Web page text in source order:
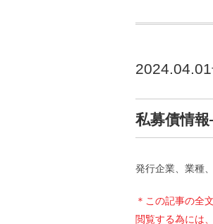
私募債情
発行企業、業種
＊この記事の全
閲覧する為には